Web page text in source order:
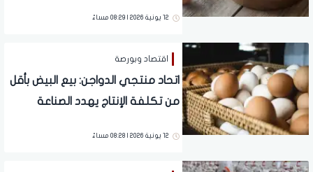
12 يونية 2026 | 08:29 مساءً
اقتصاد وبورصة
اتحاد منتجي الدواجن: بيع البيض بأقل
من تكلفة الإنتاج يهدد الصناعة
12 يونية 2026 | 08:28 مساءً